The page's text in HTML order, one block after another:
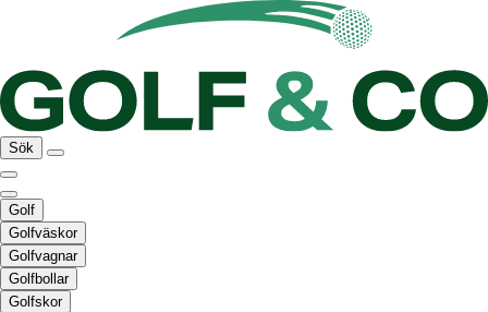
Sök
Golf
Golfväskor
Golfvagnar
Golfbollar
Golfskor